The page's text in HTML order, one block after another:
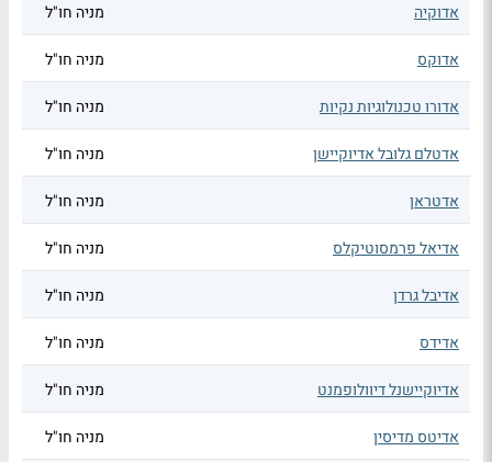
אדוקיה מניה חו"ל
אדוקס מניה חו"ל
אדורו טכנולוגיות נקיות מניה חו"ל
אדטלם גלובל אדיוקיישן מניה חו"ל
אדטראן מניה חו"ל
אדיאל פרמסוטיקלס מניה חו"ל
אדיבל גרדן מניה חו"ל
אדידס מניה חו"ל
אדיוקיישנל דיוולופמנט מניה חו"ל
אדיטס מדיסין מניה חו"ל